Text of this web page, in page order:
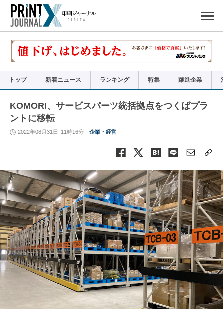
で
リ
トップ 新着ニュース ランキング 特集 躍進企業
KOMORI、サービスパーツ統括拠点をつくばプラ
ントに移転
2022年08月31日 11時16分 企業・経営